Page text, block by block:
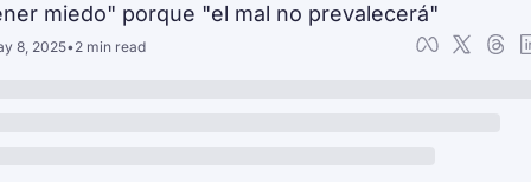
miedo" porque "el mal no prevalecerá"
8, 2025•2 min read